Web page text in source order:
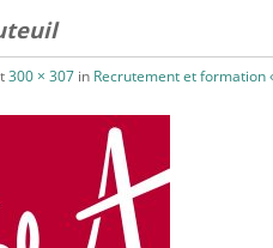
300 × 307 in Recrutement et formation